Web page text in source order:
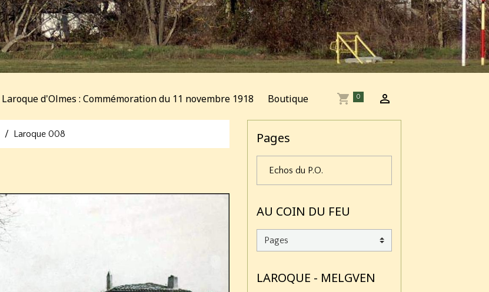
Laroque d'Olmes : Commémoration du 11 novembre 1918 Boutique 0
Laroque 008 Pages
Echos du P.O.
AU COIN DU FEU
LAROQUE - MELGVEN